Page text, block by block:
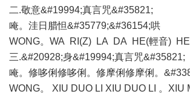
二.敬意&#19994;真言咒&#35821;
唵。洼日腊怛&#35779;&#36154;哄
WONG。WA RI(Z) LA DA HE(輕音)
三.&#20928;身&#19994;真言咒&#35821;
唵。修哆俐修哆俐。修摩俐修摩俐。
WONG。 XIU DUO LI XIU DUO LI 。XIU